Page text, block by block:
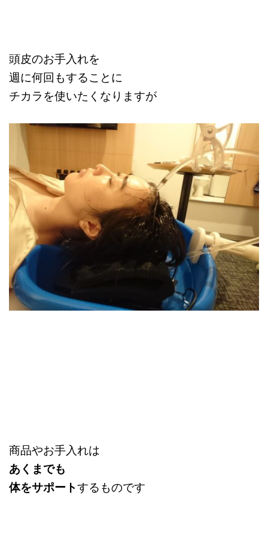
頭皮のお手入れを
週に何回もすることに
チカラを使いたくなりますが
商品やお手入れは
あくまでも
体をサポートするものです